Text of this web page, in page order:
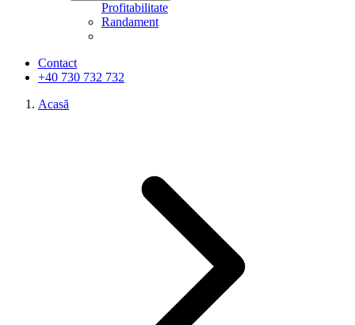
Profitabilitate
Randament
Contact
+40 730 732 732
Acasă